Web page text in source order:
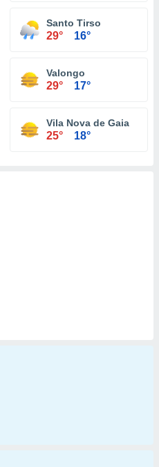
Santo Tirso
29° 16°
Valongo
29° 17°
Vila Nova de Gaia
25° 18°